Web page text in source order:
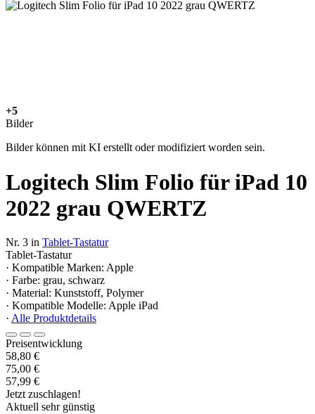
+5
Bilder
Bilder können mit KI erstellt oder modifiziert worden sein.
Logitech Slim Folio für iPad 10
2022 grau QWERTZ
Nr. 3 in Tablet-Tastatur
Tablet-Tastatur
· Kompatible Marken: Apple
· Farbe: grau, schwarz
· Material: Kunststoff, Polymer
· Kompatible Modelle: Apple iPad
· Alle Produktdetails
Preisentwicklung
58,80 €
75,00 €
57,99 €
Jetzt zuschlagen!
Aktuell sehr günstig